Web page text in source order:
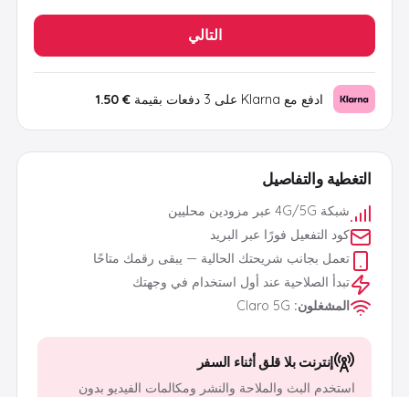
التغطية والتفاصيل
شبكة 4G/5G عبر مزودين محليين
كود التفعيل فورًا عبر البريد
تعمل بجانب شريحتك الحالية — يبقى رقمك متاحًا
تبدأ الصلاحية عند أول استخدام في وجهتك
المشغلون:
Claro 5G
إنترنت بلا قلق أثناء السفر
استخدم البث والملاحة والنشر ومكالمات الفيديو بدون
التالي
ادفع مع Klarna على 3 دفعات بقيمة € 1.50